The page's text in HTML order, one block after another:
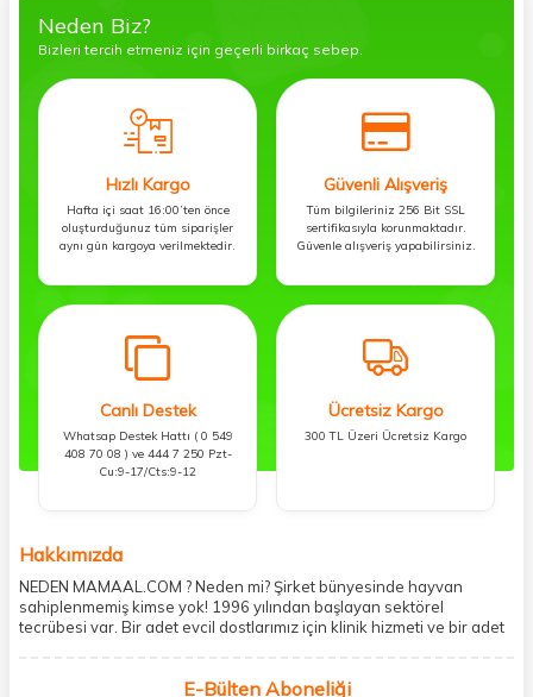
Neden Biz?
Bizleri tercih etmeniz için geçerli birkaç sebep.
Hızlı Kargo
Hafta içi saat 16:00’ten önce
oluşturduğunuz tüm siparişler
aynı gün kargoya verilmektedir.
Güvenli Alışveriş
Tüm bilgileriniz 256 Bit SSL
sertifikasıyla korunmaktadır.
Güvenle alışveriş yapabilirsiniz.
Canlı Destek
Whatsap Destek Hattı ( 0 549
408 70 08 ) ve 444 7 250 Pzt-
Cu:9-17/Cts:9-12
Ücretsiz Kargo
300 TL Üzeri Ücretsiz Kargo
Hakkımızda
NEDEN MAMAAL.COM ? Neden mi? Şirket bünyesinde hayvan
sahiplenmemiş kimse yok! 1996 yılından başlayan sektörel
tecrübesi var. Bir adet evcil dostlarımız için klinik hizmeti ve bir adet
mobil şubesi ile tüketicilerine en hızlı ve güvenilir teslimatı garanti
E-Bülten Aboneliği